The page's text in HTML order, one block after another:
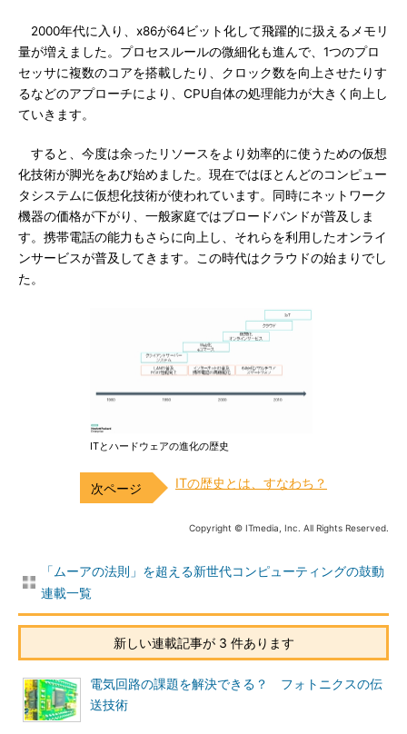
2000年代に入り、x86が64ビット化して飛躍的に扱えるメモリ
量が増えました。プロセスルールの微細化も進んで、1つのプロ
セッサに複数のコアを搭載したり、クロック数を向上させたりす
るなどのアプローチにより、CPU自体の処理能力が大きく向上し
ていきます。
すると、今度は余ったリソースをより効率的に使うための仮想
化技術が脚光をあび始めました。現在ではほとんどのコンピュー
タシステムに仮想化技術が使われています。同時にネットワーク
機器の価格が下がり、一般家庭ではブロードバンドが普及しま
す。携帯電話の能力もさらに向上し、それらを利用したオンライ
ンサービスが普及してきます。この時代はクラウドの始まりでし
た。
ITとハードウェアの進化の歴史
ITの歴史とは、すなわち？
Copyright © ITmedia, Inc. All Rights Reserved.
「ムーアの法則」を超える新世代コンピューティングの鼓動
連載一覧
新しい連載記事が 3 件あります
電気回路の課題を解決できる？ フォトニクスの伝
送技術